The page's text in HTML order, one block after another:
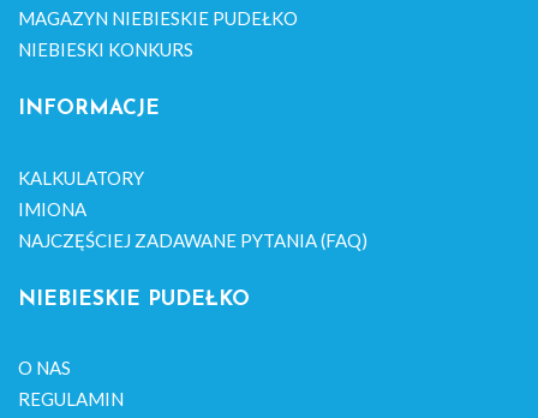
MAGAZYN NIEBIESKIE PUDEŁKO
NIEBIESKI KONKURS
INFORMACJE
KALKULATORY
IMIONA
NAJCZĘŚCIEJ ZADAWANE PYTANIA (FAQ)
NIEBIESKIE PUDEŁKO
O NAS
REGULAMIN